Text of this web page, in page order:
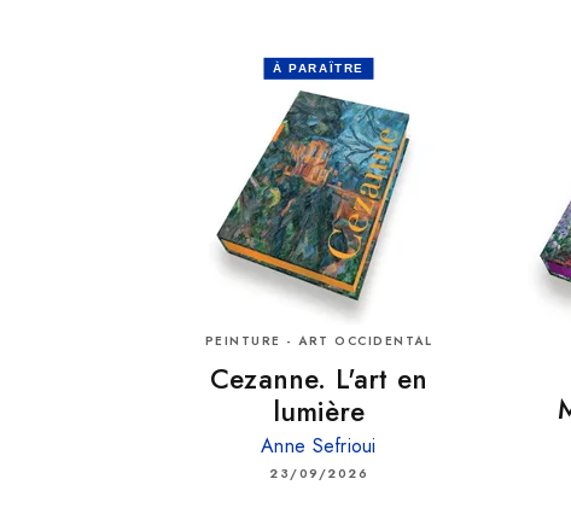
À PARAÎTRE
PEINTURE - ART OCCIDENTAL
Cezanne. L'art en
lumière
Anne Sefrioui
23/09/2026